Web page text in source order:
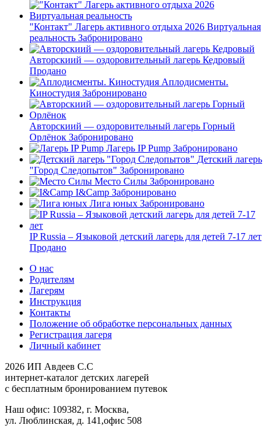
"Контакт" Лагерь активного отдыха 2026 Виртуальная
реальность Забронировано
Авторскиий — оздоровительный лагерь Кедровый
Продано
Аплодисменты.
Киностудия Забронировано
Авторскиий — оздоровительный лагерь Горный
Орлёнок Забронировано
Лагерь IP Pump Забронировано
Детский лагерь
"Город Следопытов" Забронировано
Место Силы Забронировано
I&Camp Забронировано
Лига юных Забронировано
IP Russia – Языковой детский лагерь для детей 7-17 лет
Продано
О нас
Родителям
Лагерям
Инструкция
Контакты
Положение об обработке персональных данных
Регистрация лагеря
Личный кабинет
2026 ИП Авдеев С.С
интернет-каталог детских лагерей
с бесплатным бронированием путевок
Наш офис: 109382, г. Москва,
ул. Люблинская, д. 141,офис 508